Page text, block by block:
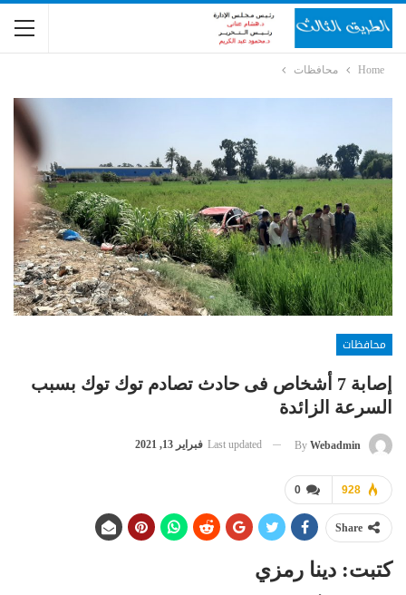
Home محافظات
محافظات
إصابة 7 أشخاص فى حادث تصادم توك توك بسبب
السرعة الزائدة
By Webadmin
Last updated فبراير 13, 2021
0 928
Share
كتبت: دينا رمزي